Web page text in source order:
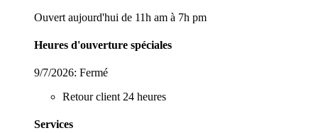
Ouvert aujourd'hui de 11h am à 7h pm
Heures d'ouverture spéciales
9/7/2026: Fermé
Retour client 24 heures
Services